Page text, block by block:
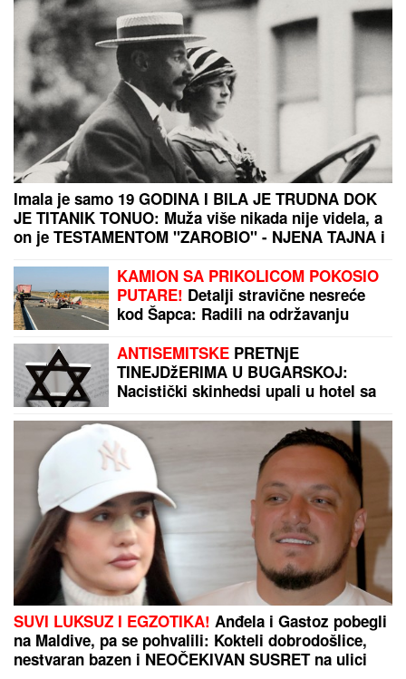
Imala je samo 19 GODINA I BILA JE TRUDNA DOK
JE TITANIK TONUO: Muža više nikada nije videla, a
on je TESTAMENTOM "ZAROBIO" - NJENA TAJNA i
KAMION SA PRIKOLICOM POKOSIO
PUTARE! Detalji stravične nesreće
kod Šapca: Radili na održavanju
ANTISEMITSKE PRETNjE
TINEJDžERIMA U BUGARSKOJ:
Nacistički skinhedsi upali u hotel sa
SUVI LUKSUZ I EGZOTIKA! Anđela i Gastoz pobegli
na Maldive, pa se pohvalili: Kokteli dobrodošlice,
nestvaran bazen i NEOČEKIVAN SUSRET na ulici